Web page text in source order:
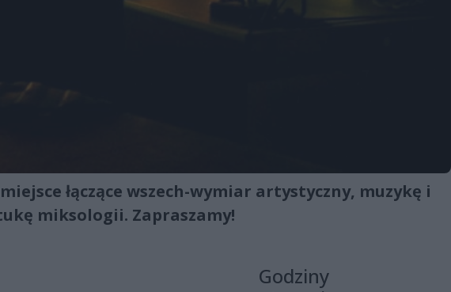
łączące wszech-wymiar artystyczny, muzykę i
miksologii. Zapraszamy!
Godziny